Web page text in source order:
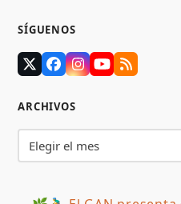
SÍGUENOS
TwitterFacebook
Instagram
YouTube
RSS
ARCHIVOS